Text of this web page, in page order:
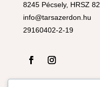
8245 Pécsely, HRSZ 82
info@tarsazerdon.hu
29160402-2-19